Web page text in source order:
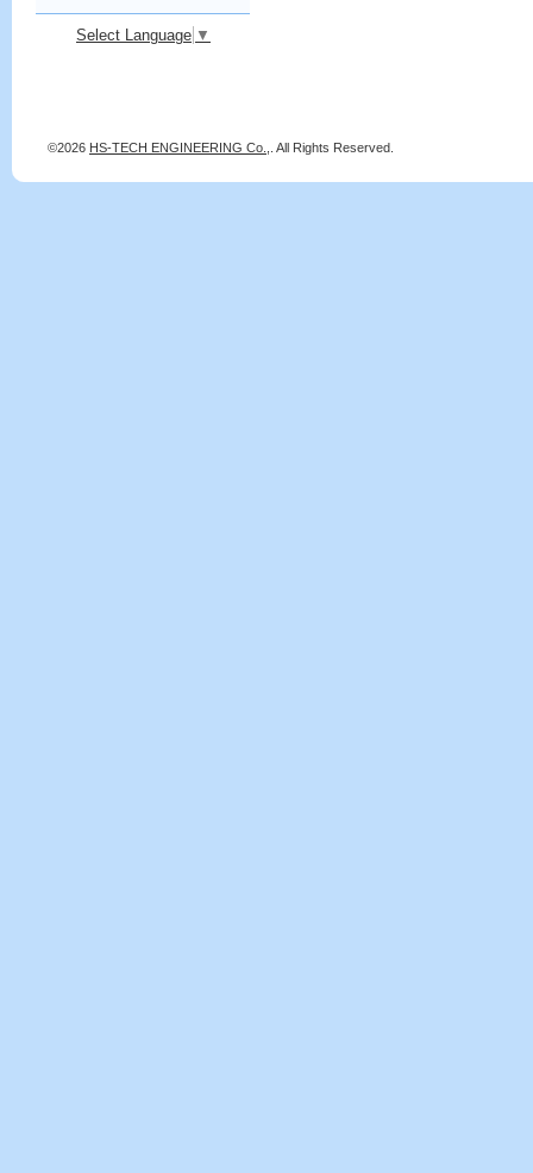
Select Language ▼
©2026 HS-TECH ENGINEERING Co., . All Rights Reserved.